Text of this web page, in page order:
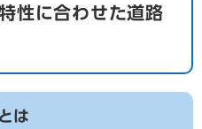
性に合わせた道路
は